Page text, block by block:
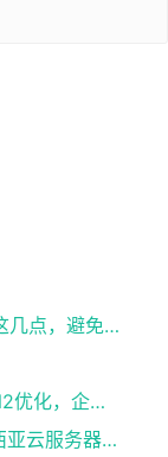
国外便宜的云服务器怎么选？牢记这几点，避免踩坑
香港云服务器天花板！8核16G+CN2优化，企业级数据安全+毫秒级延迟双保险！
千元价，万元性能！MY-RAK马来西亚云服务器：首月5折+免费SEO工具，中小企业出海“降本神器”